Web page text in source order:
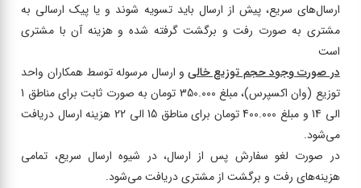
ارسال‌های سریع، پیش از ارسال باید تسویه شوند و یا پیک ارسالی به
مشتری به صورت رفت و برگشت گرفته شده و هزینه آن با مشتری
است
در صورت وجود حجم توزیع خالیو ارسال مرسوله توسط همکاران واحد
توزیع (وان اکسپرس)، مبلغ 350.000 تومان به صورت ثابت برای مناطق 1
الی 14 و مبلغ 400.000 تومان برای مناطق 15 الی 22 هزینه ارسال دریافت
می‌شود.
در صورت لغو سفارش پس از ارسال، در شیوه ارسال سریع، تمامی
هزینه‌های رفت و برگشت از مشتری دریافت می‌شود.